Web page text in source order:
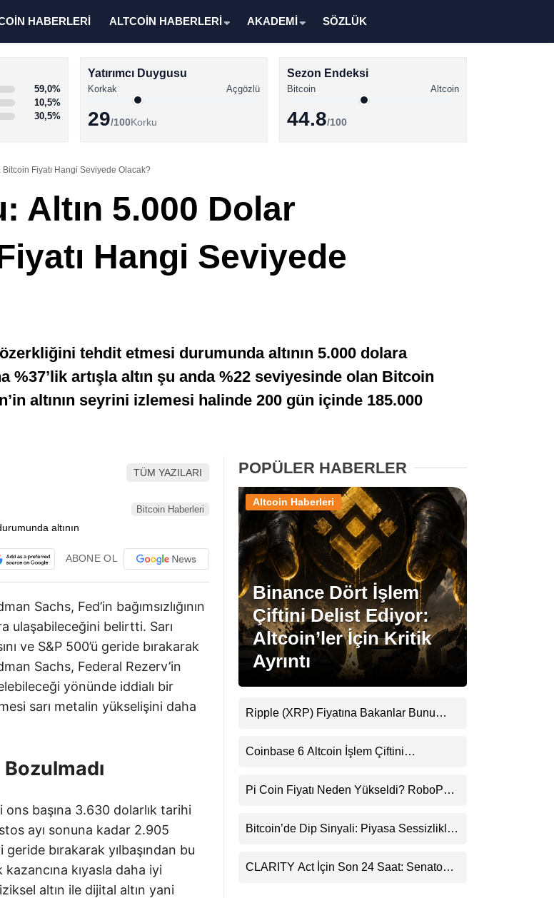
Instagram
Youtube
TikTok
Pinterest
LinkedIn
HABERLERİ ALTCOİN HABERLERİ AKADEMİ SÖZLÜK
59,0%
10,5%
30,5%
Yatırımcı Duygusu
Korkak Açgözlü
29/100Korku
Sezon Endeksi
Bitcoin Altcoin
44.8/100
Fiyatı Hangi Seviyede Olacak?
Altın 5.000 Dolar
Hangi Seviyede
tehdit etmesi durumunda altının 5.000 dolara
%37’lik artışla altın şu anda %22 seviyesinde olan Bitcoin
altının seyrini izlemesi halinde 200 gün içinde 185.000
TÜM YAZILARI
Bitcoin Haberleri
ABONE OL
Sachs, Fed’in bağımsızlığının
ulaşabileceğini belirtti. Sarı
ve S&P 500’ü geride bırakarak
Sachs, Federal Rezerv’in
yönünde iddialı bir
sarı metalin yükselişini daha
başına 3.630 dolarlık tarihi
ayı sonuna kadar 2.905
bırakarak yılbaşından bu
kazancına kıyasla daha iyi
altın ile dijital altın yani
POPÜLER HABERLER
Binance Dört İşlem
Çiftini Delist Ediyor:
Altcoin’ler İçin Kritik
Ayrıntı
Altcoin Haberleri
Ripple (XRP) Fiyatına Bakanlar Bunu
Uyarı
Coinbase 6 Altcoin İşlem Çiftini
Pi Coin Fiyatı Neden Yükseldi? RoboPay
Destekledi
Bitcoin’de Dip Sinyali: Piyasa Sessizlikle
CLARITY Act İçin Son 24 Saat: Senato